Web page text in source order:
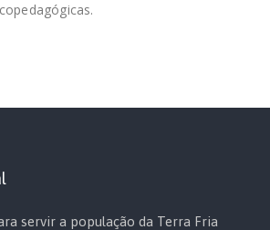
servir a população da Terra Fria